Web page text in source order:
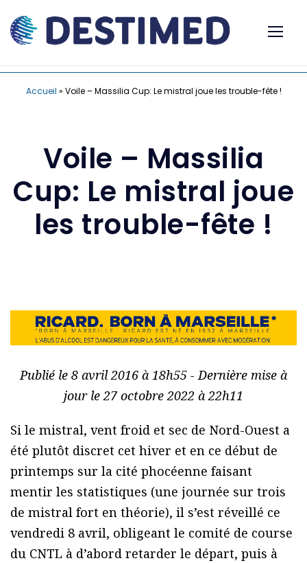
Accueil » Voile – Massilia Cup: Le mistral joue les trouble-fête !
Voile – Massilia
Cup: Le mistral joue
les trouble-fête !
Publié le 8 avril 2016 à 18h55 - Dernière mise à
jour le 27 octobre 2022 à 22h11
Si le mistral, vent froid et sec de Nord-Ouest a
été plutôt discret cet hiver et en ce début de
printemps sur la cité phocéenne faisant
mentir les statistiques (une journée sur trois
de mistral fort en théorie), il s’est réveillé ce
vendredi 8 avril, obligeant le comité de course
du CNTL à d’abord retarder le départ, puis à